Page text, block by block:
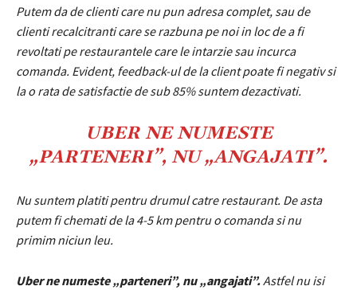
Putem da de clienti care nu pun adresa complet, sau de
clienti recalcitranti care se razbuna pe noi in loc de a fi
revoltati pe restaurantele care le intarzie sau incurca
comanda. Evident, feedback-ul de la client poate fi negativ si
la o rata de satisfactie de sub 85% suntem dezactivati.
UBER NE NUMESTE
„PARTENERI”, NU „ANGAJATI”.
Nu suntem platiti pentru drumul catre restaurant. De asta
putem fi chemati de la 4-5 km pentru o comanda si nu
primim niciun leu.
Uber ne numeste „parteneri”, nu „angajati”.Astfel nu isi